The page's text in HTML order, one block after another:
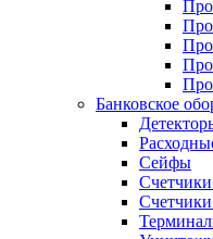
Банковское
Сейфы